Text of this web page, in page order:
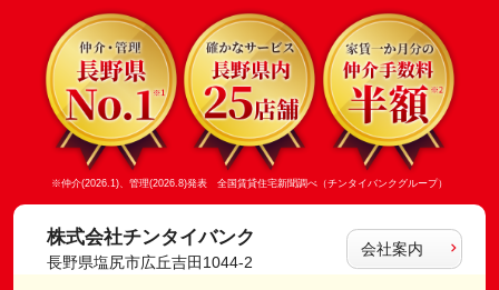
※仲介(2026.1)、管理(2026.8)発表 全国賃貸住宅新聞調べ（チンタイバンクグループ）
株式会社チンタイバンク
長野県塩尻市広丘吉田1044-2
会社案内